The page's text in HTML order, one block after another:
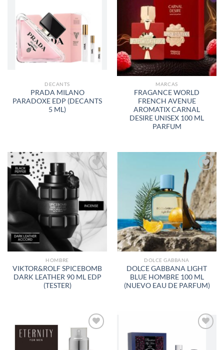
LISTA
DESEOS
DECANTS
PRADA MILANO
PARADOXE EDP (DECANTS
5 ML)
DESEOS
MARCAS
FRAGANCE WORLD
FRENCH AVENUE
AROMATIX CARNAL
DESIRE UNISEX 100 ML
PARFUM
AÑADIR
A LA
LISTA
DE
DESEOS
HOMBRE
VIKTOR&ROLF SPICEBOMB
DARK LEATHER 90 ML EDP
(TESTER)
AÑADIR
A LA
LISTA
DE
DESEOS
DOLCE GABBANA
DOLCE GABBANA LIGHT
BLUE HOMBRE 100 ML
(NUEVO EAU DE PARFUM)
AÑADIR